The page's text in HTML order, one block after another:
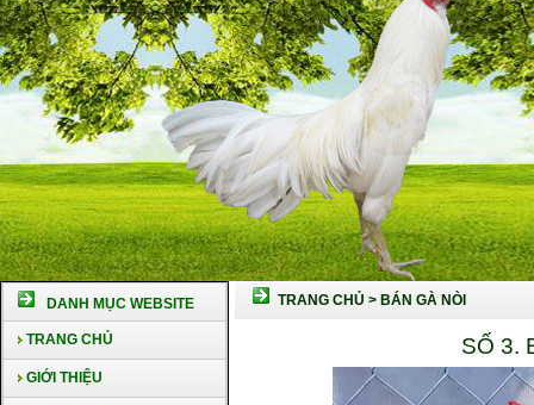
DANH MỤC WEBSITE
TRANG CHỦ
GIỚI THIỆU
TRANG CHỦ > BÁN GÀ NÒI
SỐ 3.